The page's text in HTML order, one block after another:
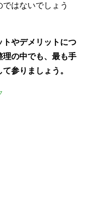
はないでしょう
トやデメリットにつ
理の中でも、最も手
参りましょう。